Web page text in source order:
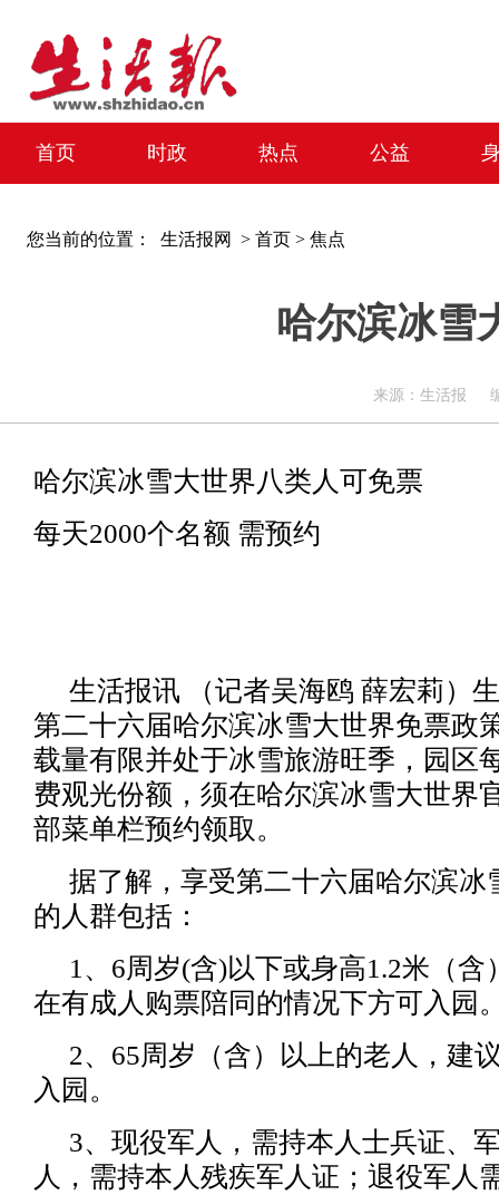
首页 时政 热点 公益
您当前的位置： 生活报网 > 首页 > 焦点
哈尔滨冰雪
来源：生活报
哈尔滨冰雪大世界八类人可免票
每天2000个名额 需预约
生活报讯 （记者吴海鸥 薛宏莉）
第二十六届哈尔滨冰雪大世界免票政
载量有限并处于冰雪旅游旺季，园区
费观光份额，须在哈尔滨冰雪大世界
部菜单栏预约领取。
据了解，享受第二十六届哈尔滨冰
的人群包括：
1、6周岁(含)以下或身高1.2米（含
在有成人购票陪同的情况下方可入园
2、65周岁（含）以上的老人，建
入园。
3、现役军人，需持本人士兵证、
人，需持本人残疾军人证；退役军人